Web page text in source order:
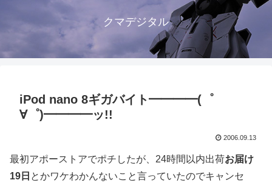
クマデジタル
iPod nano 8ギガバイト━━━━(゜
∀゜)━━━━ッ!!
2006.09.13
最初アポーストアでポチしたが、24時間以内出荷お届け
19日 とかワケわかんないこと言っていたのでキャンセ